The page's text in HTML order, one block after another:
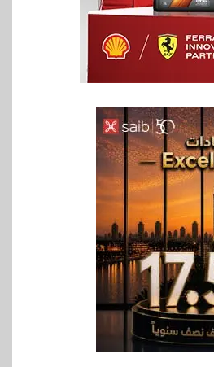
vivo تعيد تعريف مفهوم الفئة
المتوسطة مع إطلاق Y500
استثنائية
رياضة
الشباب والرياضة يلتقي
التنفيذي والعضو المنتدب
لبنك saib لبحث تعزيز التعاون